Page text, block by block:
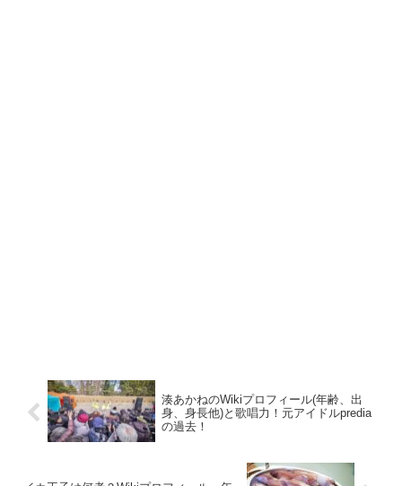
湊あかねのWikiプロフィール(年齢、出
身、身長他)と歌唱力！元アイドルpredia
の過去！